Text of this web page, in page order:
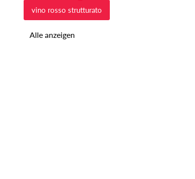
vino rosso strutturato
Alle anzeigen